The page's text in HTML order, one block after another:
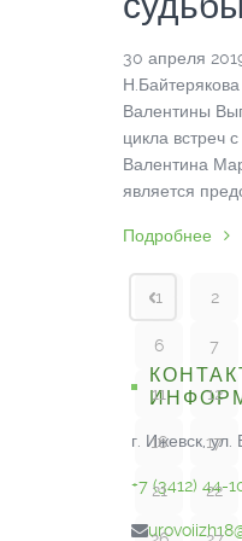
30 апреля
Валентины
цикла встреч
Валентина
является
Подробнее
1 2
6 7
11 12
16 17
21 22
г. Ижевск, ул.
+7 (3412) 44-